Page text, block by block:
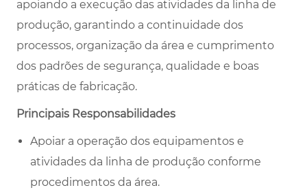
apoiando a execução das atividades da linha de
produção, garantindo a continuidade dos
processos, organização da área e cumprimento
dos padrões de segurança, qualidade e boas
práticas de fabricação.
Principais Responsabilidades
Apoiar a operação dos equipamentos e
atividades da linha de produção conforme
procedimentos da área.